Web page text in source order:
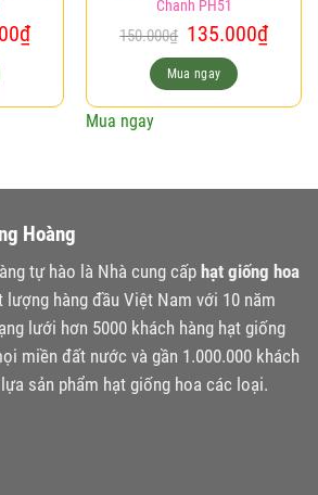
₫Giá
hiện
135.000₫.
Chanh PH51
150.000₫ Giá
gốc
là:
150.000₫.
135.000₫Giá
hiện
Mua ngay
Mua ngay
Hoàng
tự hào là Nhà cung cấp hạt giống hoa
hàng đầu Việt Nam với 10 năm
lưới hơn 5000 khách hàng hạt giống
miền đất nước và gần 1.000.000 khách
sản phẩm hạt giống hoa các loại.